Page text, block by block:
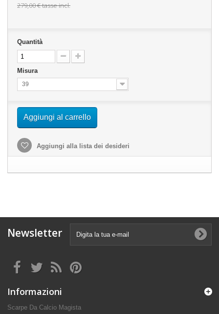
279,00 €tasse incl.
Quantità
Misura
39
Aggiungi al carrello
Aggiungi alla lista dei desideri
Newsletter
Informazioni
Scarpe Da Calcio Magista